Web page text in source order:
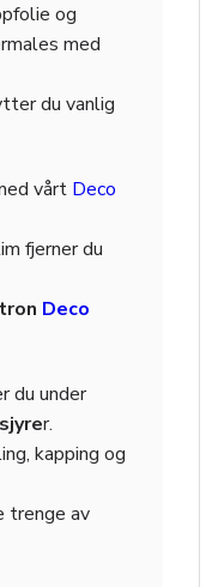
og
med
du vanlig
vårt Deco
fjerner du
Deco
du under
r.
kapping og
trenge av